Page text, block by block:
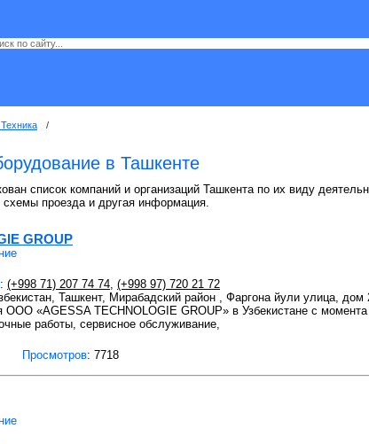
/
в Ташкенте
список компаний и организаций Ташкента по их виду
проезда и другая информация.
GROUP
: (+998 71) 207 74 74, (+998 97) 720 21 72
Ташкент, Мирабадский район , Фаргона йули улица, дом
ООО «AGESSA TECHNOLOGIE GROUP» в Узбекистане с
работы, сервисное обслуживание,
Просмотров: 7718